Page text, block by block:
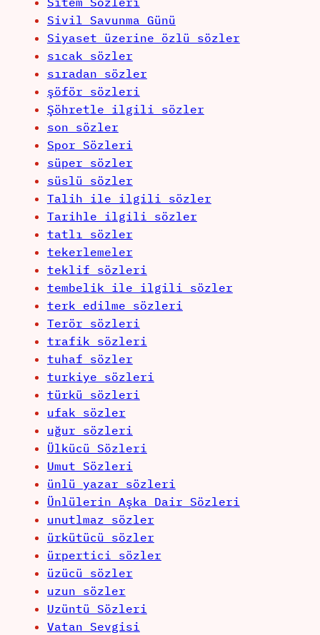
Sivil Savunma Günü
Siyaset üzerine özlü sözler
sıcak sözler
sıradan sözler
şöför sözleri
Şöhretle ilgili sözler
son sözler
Spor Sözleri
süper sözler
süslü sözler
Talih ile ilgili sözler
Tarihle ilgili sözler
tatlı sözler
tekerlemeler
teklif sözleri
tembelik ile ilgili sözler
terk edilme sözleri
Terör sözleri
trafik sözleri
tuhaf sözler
turkiye sözleri
türkü sözleri
ufak sözler
uğur sözleri
Ülkücü Sözleri
Umut Sözleri
ünlü yazar sözleri
Ünlülerin Aşka Dair Sözleri
unutlmaz sözler
ürkütücü sözler
ürpertici sözler
üzücü sözler
uzun sözler
Uzüntü Sözleri
Vatan Sevgisi